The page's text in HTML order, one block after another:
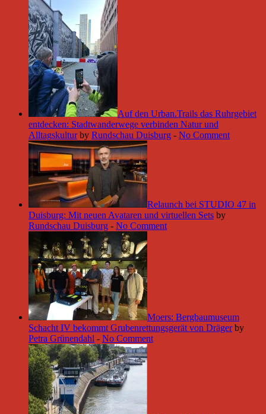
Auf den Urban.Trails das Ruhrgebiet
entdecken: Stadtwanderwege verbinden Natur und
Alltagskultur by Rundschau Duisburg - No Comment
Relaunch bei STUDIO 47 in
Duisburg: Mit neuen Avataren und virtuellen Sets by
Rundschau Duisburg - No Comment
Moers: Bergbaumuseum
Schacht IV bekommt Grubenrettungsgerät von Dräger by
Petra Grünendahl - No Comment